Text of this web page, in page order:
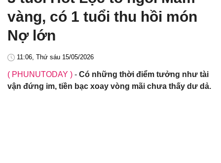
vàng, có 1 tuổi thu hồi món
Nợ lớn
11:06, Thứ sáu 15/05/2026
( PHUNUTODAY ) - Có những thời điểm tưởng như tài
vận đứng im, tiền bạc xoay vòng mãi chưa thấy dư dả.